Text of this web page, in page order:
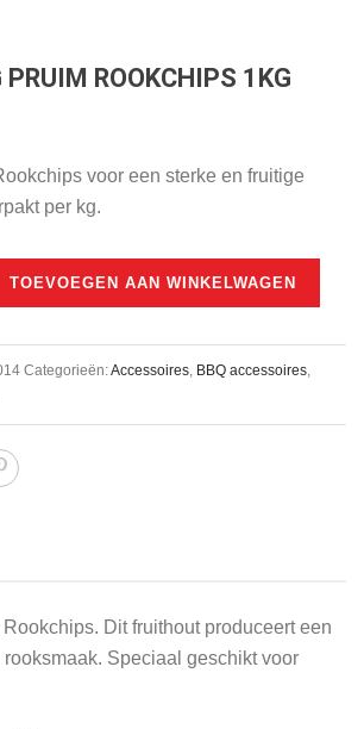
ROOKCHIPS 1KG
voor een sterke en fruitige
per kg.
TOEVOEGEN AAN WINKELWAGEN
Categorieën:Accessoires, BBQ accessoires,
Dit fruithout produceert een
Speciaal geschikt voor